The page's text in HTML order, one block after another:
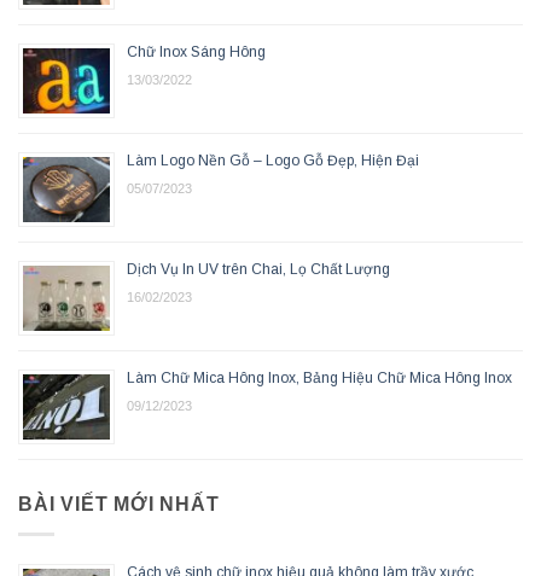
Chữ Inox Sáng Hông
13/03/2022
Làm Logo Nền Gỗ – Logo Gỗ Đẹp, Hiện Đại
05/07/2023
Dịch Vụ In UV trên Chai, Lọ Chất Lượng
16/02/2023
Làm Chữ Mica Hông Inox, Bảng Hiệu Chữ Mica Hông Inox
09/12/2023
BÀI VIẾT MỚI NHẤT
Cách vệ sinh chữ inox hiệu quả không làm trầy xước